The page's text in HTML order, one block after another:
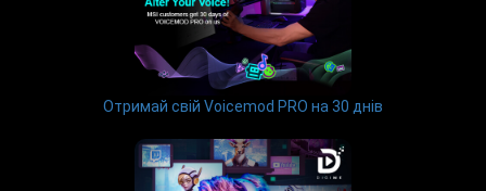
Отримай свій Voicemod PRO на 30 днів